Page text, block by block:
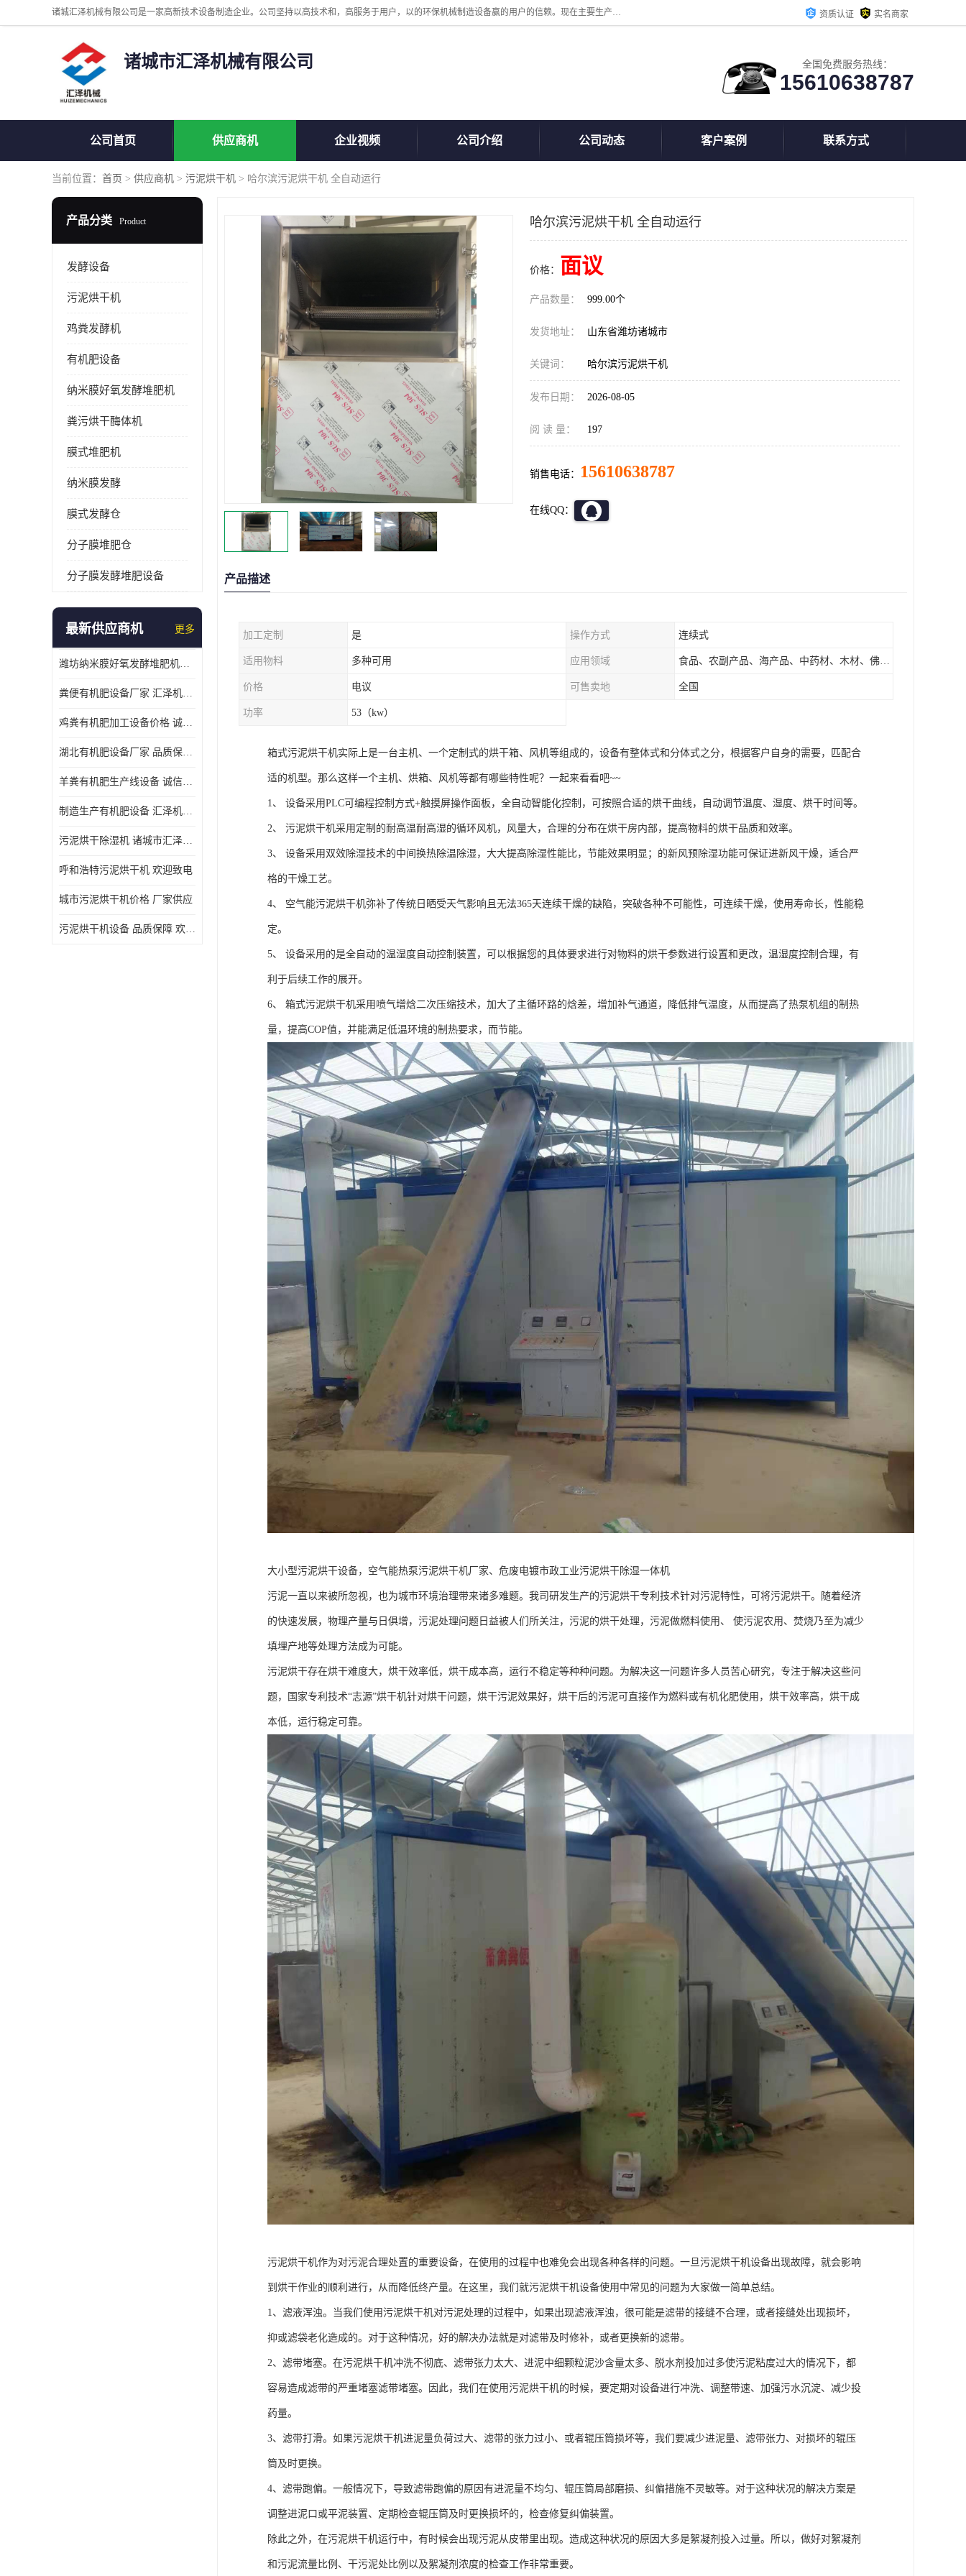
诸城汇泽机械有限公司是一家高新技术设备制造企业。公司坚持以高技术和，高服务于用户，以的环保机械制造设备赢的用户的信赖。现在主要生产死亡畜禽无害化处理和立式和卧式有机肥设备，搅拌机，烘干机，高温发酵机等。污水处理设备，固液分离机。气浮机，化制机等。公司秉承品质，用户至上，科技创新的经营理。 资质认证 实名商家
诸城市汇泽机械有限公司 全国免费服务热线：
15610638787
公司首页 供应商机 企业视频 公司介绍 公司动态 客户案例 联系方式
当前位置： 首页 > 供应商机 > 污泥烘干机 > 哈尔滨污泥烘干机 全自动运行
产品分类 Product
发酵设备
污泥烘干机
鸡粪发酵机
有机肥设备
纳米膜好氧发酵堆肥机
粪污烘干酶体机
膜式堆肥机
纳米膜发酵
膜式发酵仓
分子膜堆肥仓
分子膜发酵堆肥设备
最新供应商机 更多
潍坊纳米膜好氧发酵堆肥机定制
粪便有机肥设备厂家 汇泽机械 免费报价
鸡粪有机肥加工设备价格 诚信卖家 致电了解
湖北有机肥设备厂家 品质保障 欢迎咨询
羊粪有机肥生产线设备 诚信卖家 致电了解
制造生产有机肥设备 汇泽机械 免费报价
污泥烘干除湿机 诸城市汇泽机械有限公司
呼和浩特污泥烘干机 欢迎致电
城市污泥烘干机价格 厂家供应
污泥烘干机设备 品质保障 欢迎咨询
哈尔滨污泥烘干机 全自动运行
价格： 面议
产品数量： 999.00个
发货地址： 山东省潍坊诸城市
关键词： 哈尔滨污泥烘干机
发布日期： 2026-08-05
阅 读 量： 197
销售电话： 15610638787
在线QQ：
产品描述
加工定制 是 操作方式 连续式
适用物料 多种可用 应用领域 食品、农副产品、海产品、中药材、木材、佛香、茶叶、污泥等
价格 电议 可售卖地 全国
功率 53（kw）
箱式污泥烘干机实际上是一台主机、一个定制式的烘干箱、风机等组成的，设备有整体式和分体式之分，根据客户自身的需要，匹配合
适的机型。那么这样一个主机、烘箱、风机等都有哪些特性呢？一起来看看吧~~
1、 设备采用PLC可编程控制方式+触摸屏操作面板，全自动智能化控制，可按照合适的烘干曲线，自动调节温度、湿度、烘干时间等。
2、 污泥烘干机采用定制的耐高温耐高湿的循环风机，风量大，合理的分布在烘干房内部，提高物料的烘干品质和效率。
3、 设备采用双效除湿技术的中间换热除温除湿，大大提高除湿性能比，节能效果明显；的新风预除湿功能可保证进新风干燥，适合严
格的干燥工艺。
4、 空气能污泥烘干机弥补了传统日晒受天气影响且无法365天连续干燥的缺陷，突破各种不可能性，可连续干燥，使用寿命长，性能稳
定。
5、 设备采用的是全自动的温湿度自动控制装置，可以根据您的具体要求进行对物料的烘干参数进行设置和更改，温湿度控制合理，有
利于后续工作的展开。
6、 箱式污泥烘干机采用喷气增焓二次压缩技术，加大了主循环路的焓差，增加补气通道，降低排气温度，从而提高了热泵机组的制热
量，提高COP值，并能满足低温环境的制热要求，而节能。
大小型污泥烘干设备，空气能热泵污泥烘干机厂家、危废电镀市政工业污泥烘干除湿一体机
污泥一直以来被所忽视，也为城市环境治理带来诸多难题。我司研发生产的污泥烘干专利技术针对污泥特性，可将污泥烘干。随着经济
的快速发展，物理产量与日俱增，污泥处理问题日益被人们所关注，污泥的烘干处理，污泥做燃料使用、 使污泥农用、焚烧乃至为减少
填埋产地等处理方法成为可能。
污泥烘干存在烘干难度大，烘干效率低，烘干成本高，运行不稳定等种种问题。为解决这一问题许多人员苦心研究，专注于解决这些问
题，国家专利技术“志源”烘干机针对烘干问题，烘干污泥效果好，烘干后的污泥可直接作为燃料或有机化肥使用，烘干效率高，烘干成
本低，运行稳定可靠。
污泥烘干机作为对污泥合理处置的重要设备，在使用的过程中也难免会出现各种各样的问题。一旦污泥烘干机设备出现故障，就会影响
到烘干作业的顺利进行，从而降低终产量。在这里，我们就污泥烘干机设备使用中常见的问题为大家做一简单总结。
1、滤液浑浊。当我们使用污泥烘干机对污泥处理的过程中，如果出现滤液浑浊，很可能是滤带的接缝不合理，或者接缝处出现损坏，
抑或滤袋老化造成的。对于这种情况，好的解决办法就是对滤带及时修补，或者更换新的滤带。
2、滤带堵塞。在污泥烘干机冲洗不彻底、滤带张力太大、进泥中细颗粒泥沙含量太多、脱水剂投加过多使污泥粘度过大的情况下，都
容易造成滤带的严重堵塞滤带堵塞。因此，我们在使用污泥烘干机的时候，要定期对设备进行冲洗、调整带速、加强污水沉淀、减少投
药量。
3、滤带打滑。如果污泥烘干机进泥量负荷过大、滤带的张力过小、或者辊压筒损坏等，我们要减少进泥量、滤带张力、对损坏的辊压
筒及时更换。
4、滤带跑偏。一般情况下，导致滤带跑偏的原因有进泥量不均匀、辊压筒局部磨损、纠偏措施不灵敏等。对于这种状况的解决方案是
调整进泥口或平泥装置、定期检查辊压筒及时更换损坏的，检查修复纠偏装置。
除此之外，在污泥烘干机运行中，有时候会出现污泥从皮带里出现。造成这种状况的原因大多是絮凝剂投入过量。所以，做好对絮凝剂
和污泥流量比例、干污泥处比例以及絮凝剂浓度的检查工作非常重要。